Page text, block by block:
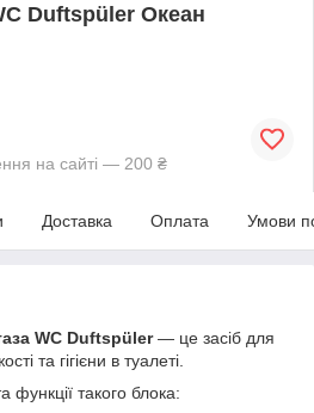
Duftspüler Океан
на сайті — 200 ₴
Доставка Оплата Умови
WC Duftspüler— це засіб для
та гігієни в туалеті.
функції такого блока: